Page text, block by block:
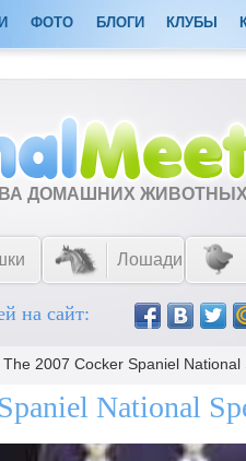
ФОТО БЛОГИ КЛУБЫ
ДОМАШНИХ
Лошади
на сайт:
The 2007 Cocker Spaniel National
National